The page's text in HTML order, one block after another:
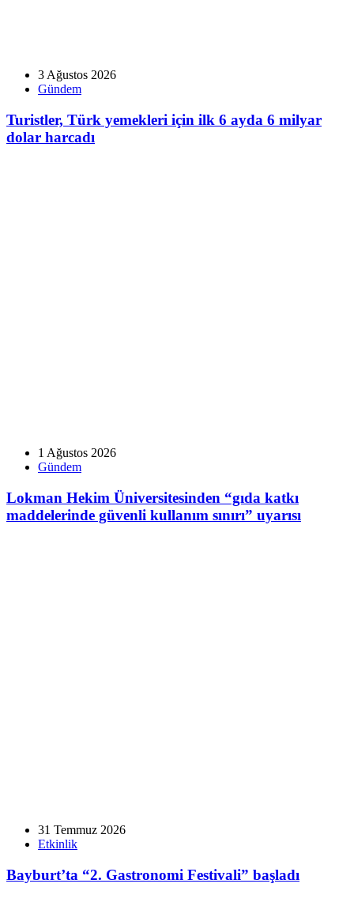
3 Ağustos 2026
Gündem
Turistler, Türk yemekleri için ilk 6 ayda 6 milyar
dolar harcadı
1 Ağustos 2026
Gündem
Lokman Hekim Üniversitesinden “gıda katkı
maddelerinde güvenli kullanım sınırı” uyarısı
31 Temmuz 2026
Etkinlik
Bayburt’ta “2. Gastronomi Festivali” başladı